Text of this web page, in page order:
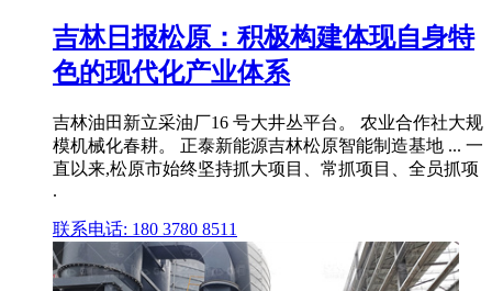
吉林日报松原：积极构建体现自身特
色的现代化产业体系
吉林油田新立采油厂16 号大井丛平台。 农业合作社大规
模机械化春耕。 正泰新能源吉林松原智能制造基地 ... 一
直以来,松原市始终坚持抓大项目、常抓项目、全员抓项
.
联系电话: 180 3780 8511